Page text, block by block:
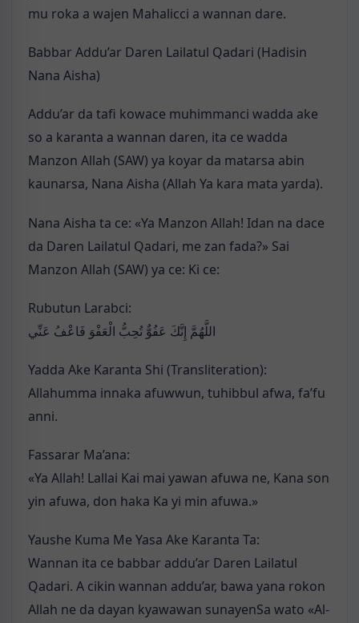
mu roka a wajen Mahalicci a wannan dare.
Babbar Addu’ar Daren Lailatul Qadari (Hadisin
Nana Aisha)
Addu’ar da tafi kowace muhimmanci wadda ake
so a karanta a wannan daren, ita ce wadda
Manzon Allah (SAW) ya koyar da matarsa abin
kaunarsa, Nana Aisha (Allah Ya kara mata yarda).
Nana Aisha ta ce: «Ya Manzon Allah! Idan na dace
da Daren Lailatul Qadari, me zan fada?» Sai
Manzon Allah (SAW) ya ce: Ki ce:
Rubutun Larabci:
اللَّهُمَّ إِنَّكَ عَفُوٌّ تُحِبُّ الْعَفْوَ فَاعْفُ عَنِّي
Yadda Ake Karanta Shi (Transliteration):
Allahumma innaka afuwwun, tuhibbul afwa, fa’fu
anni.
Fassarar Ma’ana:
«Ya Allah! Lallai Kai mai yawan afuwa ne, Kana son
yin afuwa, don haka Ka yi min afuwa.»
Yaushe Kuma Me Yasa Ake Karanta Ta:
Wannan ita ce babbar addu’ar Daren Lailatul
Qadari. A cikin wannan addu’ar, bawa yana rokon
Allah ne da dayan kyawawan sunayenSa wato «Al-